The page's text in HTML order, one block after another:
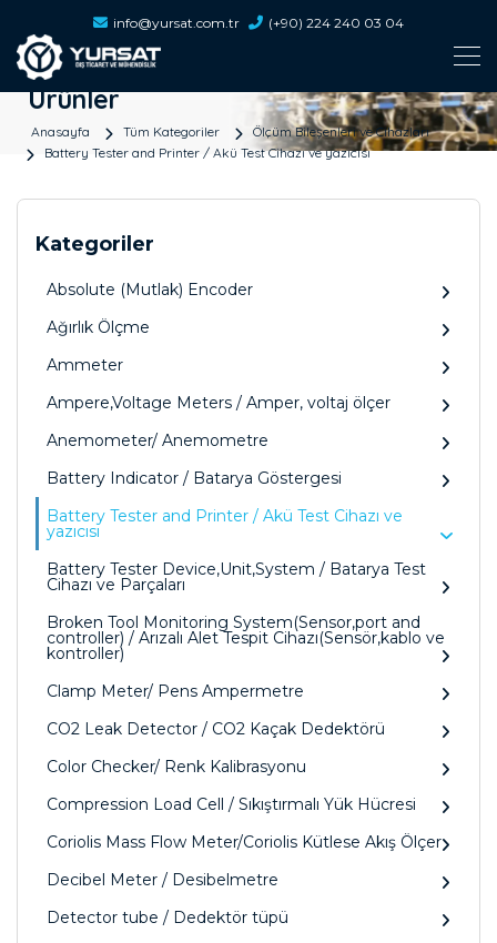
info@yursat.com.tr (+90) 224 240 03 04
Ürünler
Anasayfa Tüm Kategoriler
Ölçüm Bileşenleri ve Cihazları
Battery Tester and Printer / Akü Test Cihazı ve yazıcısı
Kategoriler
Absolute (Mutlak) Encoder
Ağırlık Ölçme
Ammeter
Ampere,Voltage Meters / Amper, voltaj ölçer
Anemometer/ Anemometre
Battery Indicator / Batarya Göstergesi
Battery Tester and Printer / Akü Test Cihazı ve
yazıcısı
Battery Tester Device,Unit,System / Batarya Test
Cihazı ve Parçaları
Broken Tool Monitoring System(Sensor,port and
controller) / Arızalı Alet Tespit Cihazı(Sensör,kablo ve
kontroller)
Clamp Meter/ Pens Ampermetre
CO2 Leak Detector / CO2 Kaçak Dedektörü
Color Checker/ Renk Kalibrasyonu
Compression Load Cell / Sıkıştırmalı Yük Hücresi
Coriolis Mass Flow Meter/Coriolis Kütlese Akış Ölçer
Decibel Meter / Desibelmetre
Detector tube / Dedektör tüpü